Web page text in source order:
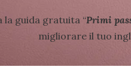
la guida gratuita “Primi
migliorare il tuo